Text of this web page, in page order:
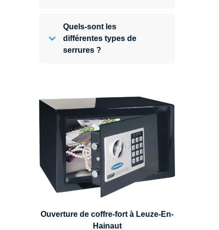
Quels-sont les
différentes types de
serrures ?
Expert en ouverture de coffre-fort,
nous pouvons intervenir sur
n'importe quel type de coffre.
Ouverture de coffre-fort à Leuze-En-
Hainaut